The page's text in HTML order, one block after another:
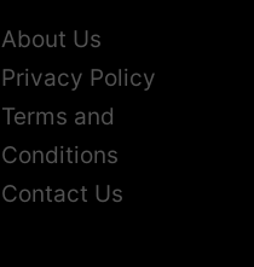
About Us
Privacy Policy
Terms and
Conditions
Contact Us